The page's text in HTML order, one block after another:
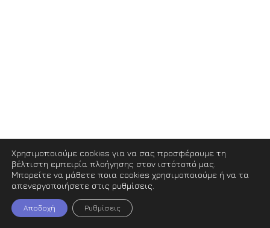
Χρησιμοποιούμε cookies για να σας προσφέρουμε τη
βέλτιστη εμπειρία πλοήγησης στον ιστότοπό μας.
Μπορείτε να μάθετε ποια cookies χρησιμοποιούμε ή να τα
απενεργοποιήσετε στις ρυθμίσεις.
Αποδοχή Ρυθμίσεις